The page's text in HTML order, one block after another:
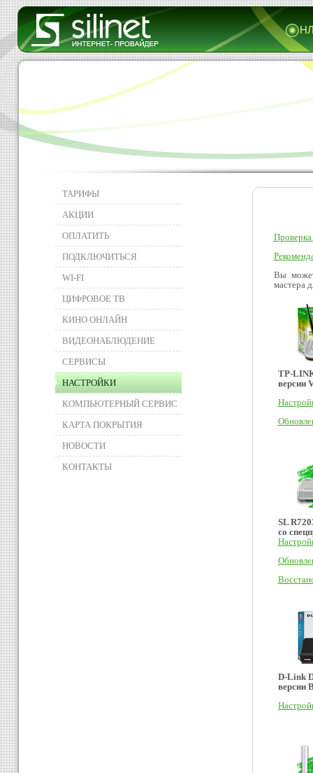
ТАРИФЫ
АКЦИИ
ОПЛАТИТЬ
ПОДКЛЮЧИТЬСЯ
WI-FI
ЦИФРОВОЕ ТВ
КИНО ОНЛАЙН
ВИДЕОНАБЛЮДЕНИЕ
СЕРВИСЫ
НАСТРОЙКИ
КОМПЬЮТЕРНЫЙ СЕРВИС
КАРТА ПОКРЫТИЯ
НОВОСТИ
КОНТАКТЫ
Вы
мастера
TP-
версии
SL
со
D-Link
версии